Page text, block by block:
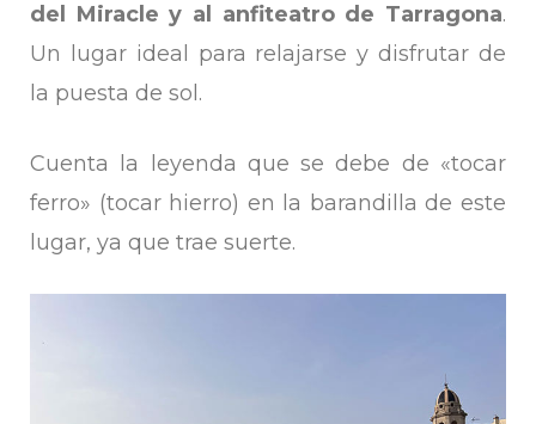
del Miracle y al anfiteatro de Tarragona.
Un lugar ideal para relajarse y disfrutar de
la puesta de sol.
Cuenta la leyenda que se debe de «tocar
ferro» (tocar hierro) en la barandilla de este
lugar, ya que trae suerte.